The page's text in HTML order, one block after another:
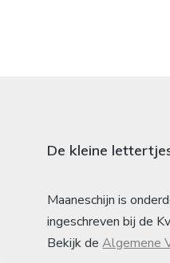
De kleine
Maaneschijn is
ingeschreven bij de
Bekijk deAlgemene